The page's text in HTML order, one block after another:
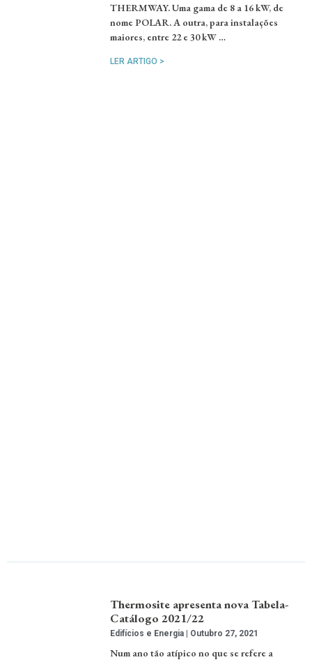
THERMWAY. Uma gama de 8 a 16 kW, de
nome POLAR. A outra, para instalações
maiores, entre 22 e 30 kW …
LER ARTIGO >
Thermosite apresenta nova Tabela-
Catálogo 2021/22
Edifícios e Energia Outubro 27, 2021
Num ano tão atípico no que se refere a